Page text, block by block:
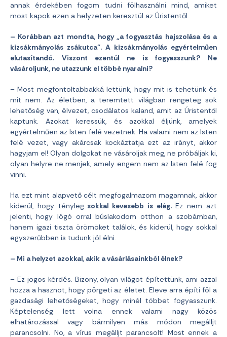
annak érdekében fogom tudni fölhasználni mind, amiket
most kapok ezen a helyzeten keresztül az Úristentől.
– Korábban azt mondta, hogy „a fogyasztás hajszolása és a
kizsákmányolás zsákutca”. A kizsákmányolás egyértelműen
elutasítandó. Viszont ezentúl ne is fogyasszunk? Ne
vásároljunk, ne utazzunk el többé nyaralni?
– Most megfontoltabbakká lettünk, hogy mit is tehetünk és
mit nem. Az életben, a teremtett világban rengeteg sok
lehetőség van, élvezet, csodálatos kaland, amit az Úristentől
kaptunk. Azokat keressük, és azokkal éljünk, amelyek
egyértelműen az Isten felé vezetnek. Ha valami nem az Isten
felé vezet, vagy akárcsak kockáztatja ezt az irányt, akkor
hagyjam el! Olyan dolgokat ne vásároljak meg, ne próbáljak ki,
olyan helyre ne menjek, amely engem nem az Isten felé fog
vinni.
Ha ezt mint alapvető célt megfogalmazom magamnak, akkor
kiderül, hogy ténylegsokkal kevesebb is elég.Ez nem azt
jelenti, hogy lógó orral búslakodom otthon a szobámban,
hanem igazi tiszta örömöket találok, és kiderül, hogy sokkal
egyszerűbben is tudunk jól élni.
– Mi a helyzet azokkal, akik a vásárlásainkból élnek?
– Ez jogos kérdés. Bizony, olyan világot építettünk, ami azzal
hozza a hasznot, hogy pörgeti az életet. Eleve arra építi föl a
gazdasági lehetőségeket, hogy minél többet fogyasszunk.
Képtelenség lett volna ennek valami nagy közös
elhatározással vagy bármilyen más módon megálljt
parancsolni. No, a vírus megálljt parancsolt! Most ennek a